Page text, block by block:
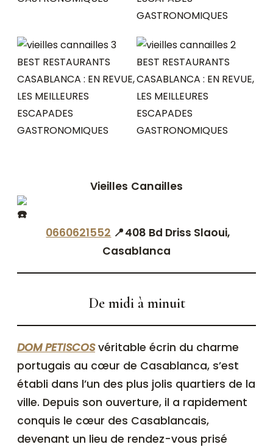
Vieilles Canailles
0660621552 📍408 Bd Driss Slaoui,
Casablanca
De midi à minuit
DOM PETISCOSvéritable écrin du charme
portugais au cœur de Casablanca, s’est
établi dans l’un des plus jolis quartiers de la
ville. Depuis son ouverture, il a rapidement
conquis le cœur des Casablancais,
devenant un lieu de rendez-vous prisé